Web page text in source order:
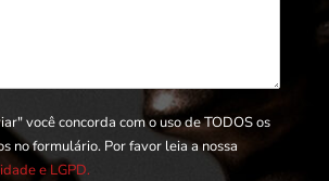
você concorda com o uso de TODOS os
no formulário. Por favor leia a nossa
e LGPD.